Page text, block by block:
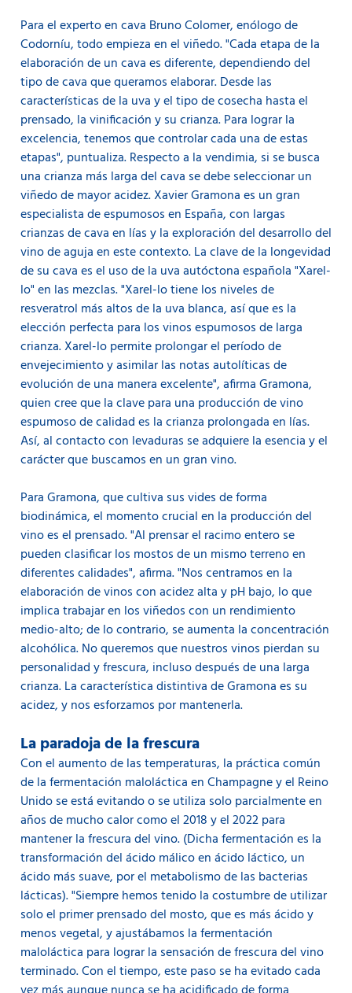
Para el experto en cava Bruno Colomer, enólogo de
Codorníu, todo empieza en el viñedo. "Cada etapa de la
elaboración de un cava es diferente, dependiendo del
tipo de cava que queramos elaborar. Desde las
características de la uva y el tipo de cosecha hasta el
prensado, la vinificación y su crianza. Para lograr la
excelencia, tenemos que controlar cada una de estas
etapas", puntualiza. Respecto a la vendimia, si se busca
una crianza más larga del cava se debe seleccionar un
viñedo de mayor acidez. Xavier Gramona es un gran
especialista de espumosos en España, con largas
crianzas de cava en lías y la exploración del desarrollo del
vino de aguja en este contexto. La clave de la longevidad
de su cava es el uso de la uva autóctona española "Xarel-
lo" en las mezclas. "Xarel-lo tiene los niveles de
resveratrol más altos de la uva blanca, así que es la
elección perfecta para los vinos espumosos de larga
crianza. Xarel-lo permite prolongar el período de
envejecimiento y asimilar las notas autolíticas de
evolución de una manera excelente", afirma Gramona,
quien cree que la clave para una producción de vino
espumoso de calidad es la crianza prolongada en lías.
Así, al contacto con levaduras se adquiere la esencia y el
carácter que buscamos en un gran vino.
Para Gramona, que cultiva sus vides de forma
biodinámica, el momento crucial en la producción del
vino es el prensado. "Al prensar el racimo entero se
pueden clasificar los mostos de un mismo terreno en
diferentes calidades", afirma. "Nos centramos en la
elaboración de vinos con acidez alta y pH bajo, lo que
implica trabajar en los viñedos con un rendimiento
medio-alto; de lo contrario, se aumenta la concentración
alcohólica. No queremos que nuestros vinos pierdan su
personalidad y frescura, incluso después de una larga
crianza. La característica distintiva de Gramona es su
acidez, y nos esforzamos por mantenerla.
La paradoja de la frescura
Con el aumento de las temperaturas, la práctica común
de la fermentación maloláctica en Champagne y el Reino
Unido se está evitando o se utiliza solo parcialmente en
años de mucho calor como el 2018 y el 2022 para
mantener la frescura del vino. (Dicha fermentación es la
transformación del ácido málico en ácido láctico, un
ácido más suave, por el metabolismo de las bacterias
lácticas). "Siempre hemos tenido la costumbre de utilizar
solo el primer prensado del mosto, que es más ácido y
menos vegetal, y ajustábamos la fermentación
maloláctica para lograr la sensación de frescura del vino
terminado. Con el tiempo, este paso se ha evitado cada